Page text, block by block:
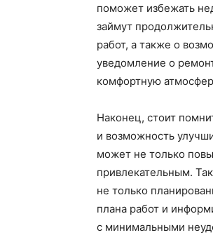
поможет избежать
займут
работ, а также о
уведомление о
комфортную
Наконец, стоит
и возможность
может не только
привлекательным.
не только
плана работ и
с минимальными